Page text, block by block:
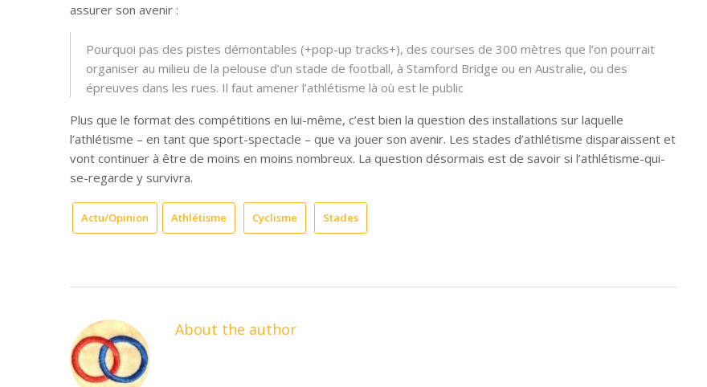
assurer son avenir :
Pourquoi pas des pistes démontables (+pop-up tracks+), des courses de 300 mètres que l’on pourrait
organiser au milieu de la pelouse d’un stade de football, à Stamford Bridge ou en Australie, ou des
épreuves dans les rues. Il faut amener l’athlétisme là où est le public
Plus que le format des compétitions en lui-même, c’est bien la question des installations sur laquelle
l’athlétisme – en tant que sport-spectacle – que va jouer son avenir. Les stades d’athlétisme disparaissent et
vont continuer à être de moins en moins nombreux. La question désormais est de savoir si l’athlétisme-qui-
se-regarde y survivra.
Actu/Opinion Athlétisme Cyclisme Stades
About the author